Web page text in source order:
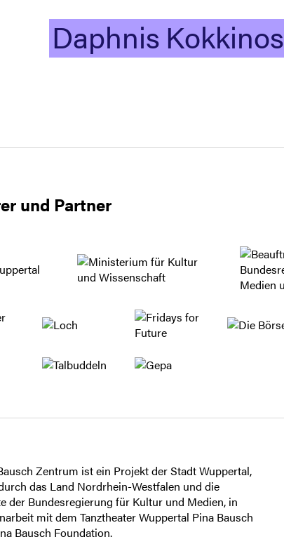
Daphnis Kokkinos
und Partner
Zentrum ist ein Projekt der Stadt Wuppertal,
das Land Nordrhein-Westfalen und die
der Bundesregierung für Kultur und Medien, in
mit dem Tanztheater Wuppertal Pina Bausch
Bausch Foundation.